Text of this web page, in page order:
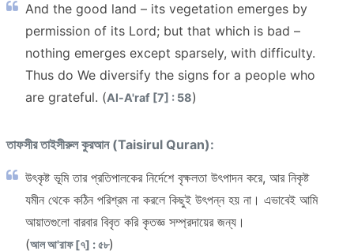
And the good land – its vegetation emerges by
permission of its Lord; but that which is bad –
nothing emerges except sparsely, with difficulty.
Thus do We diversify the signs for a people who
are grateful. (Al-A'raf [7] : 58)
তাফসীর তাইসীরুল কুরআন (Taisirul Quran):
উৎকৃষ্ট ভূমি তার প্রতিপালকের নির্দেশে বৃক্ষলতা উৎপাদন করে, আর নিকৃষ্ট
যমীন থেকে কঠিন পরিশ্রম না করলে কিছুই উৎপন্ন হয় না। এভাবেই আমি
আয়াতগুলো বারবার বিবৃত করি কৃতজ্ঞ সম্প্রদায়ের জন্য।
(আল আ'রাফ [৭] : ৫৮)